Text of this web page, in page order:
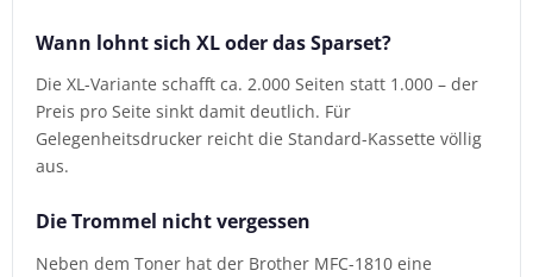
Wann lohnt sich XL oder das Sparset?
Die XL-Variante schafft ca. 2.000 Seiten statt 1.000 – der
Preis pro Seite sinkt damit deutlich. Für
Gelegenheitsdrucker reicht die Standard-Kassette völlig
aus.
Die Trommel nicht vergessen
Neben dem Toner hat der Brother MFC-1810 eine